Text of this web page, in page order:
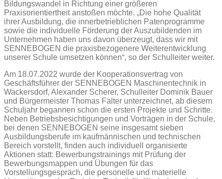
Bildungswandel in Richtung einer größeren
Praxisorientiertheit anstoßen möchte. „Die hohe Qualität
ihrer Ausbildung, die innerbetrieblichen Patenprogramme
sowie die individuelle Förderung der Auszubildenden im
Unternehmen haben uns davon überzeugt, dass wir mit
SENNEBOGEN die praxisbezogenere Weiterentwicklung
unserer Schule umsetzen können“, so der Schulleiter weiter.
Am 18.07.2022 wurde der Kooperationsvertrag von
Geschäftsführer der SENNEBOGEN Maschinentechnik in
Wackersdorf, Alexander Scherer, Schulleiter Dominik Bauer
und Bürgermeister Thomas Falter unterzeichnet, ab diesem
Schuljahr begannen schon die ersten Projekte und Schritte.
Neben Betriebsbesichtigungen und Vorträgen in der Schule,
bei denen SENNEBOGEN seine insgesamt sieben
Ausbildungsberufe im kaufmännischen und technischen
Bereich vorstellt, finden auch individuell organisierte
Aktionen statt: Bewerbungstrainings mit Prüfung der
Bewerbungsmappen und Übungen für das
Vorstellungsgespräch, die personelle und materielle